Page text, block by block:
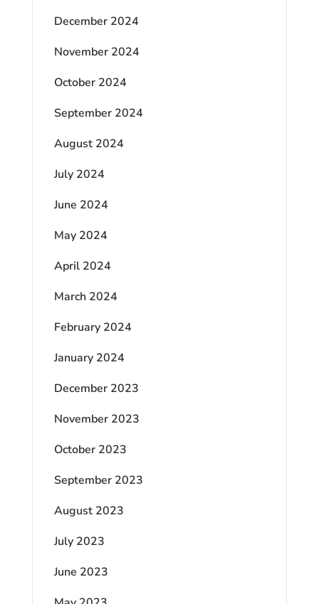
December 2024
November 2024
October 2024
September 2024
August 2024
July 2024
June 2024
May 2024
April 2024
March 2024
February 2024
January 2024
December 2023
November 2023
October 2023
September 2023
August 2023
July 2023
June 2023